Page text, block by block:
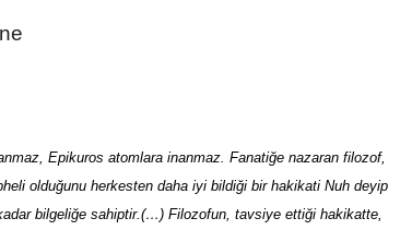
Epikuros atomlara inanmaz. Fanatiğe nazaran filozof,
olduğunu herkesten daha iyi bildiği bir hakikati Nuh deyip
bilgeliğe sahiptir.(…) Filozofun, tavsiye ettiği hakikatte,